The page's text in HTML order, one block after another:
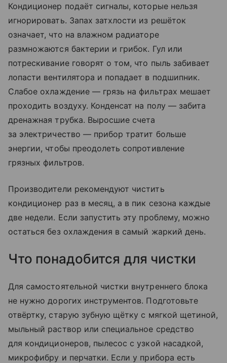
Кондиционер подаёт сигналы, которые нельзя
игнорировать. Запах затхлости из решёток
означает, что на влажном радиаторе
размножаются бактерии и грибок. Гул или
потрескивание говорят о том, что пыль забивает
лопасти вентилятора и попадает в подшипник.
Слабое охлаждение — грязь на фильтрах мешает
проходить воздуху. Конденсат на полу — забита
дренажная трубка. Выросшие счета
за электричество — прибор тратит больше
энергии, чтобы преодолеть сопротивление
грязных фильтров.
Производители рекомендуют чистить
кондиционер раз в месяц, а в пик сезона каждые
две недели. Если запустить эту проблему, можно
остаться без охлаждения в самый жаркий день.
Что понадобится для чистки
Для самостоятельной чистки внутреннего блока
не нужно дорогих инструментов. Подготовьте
отвёртку, старую зубную щётку с мягкой щетиной,
мыльный раствор или специальное средство
для кондиционеров, пылесос с узкой насадкой,
микрофибру и перчатки. Если у прибора есть